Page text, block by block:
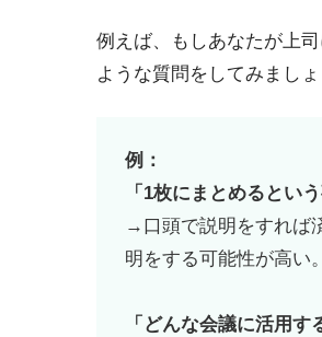
例えば、もしあなたが上司
ような質問をしてみましょ
例：
「1枚にまとめるとい
→口頭で説明をすれば
明をする可能性が高い。
「どんな会議に活用す